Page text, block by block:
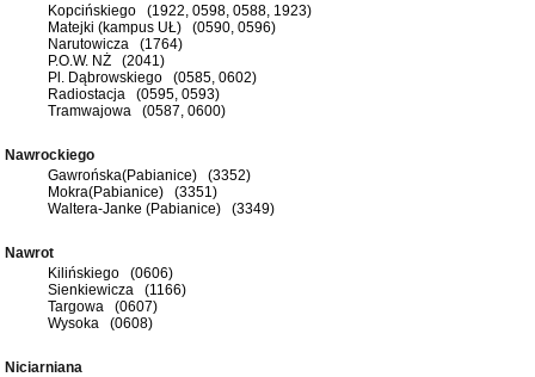
Kopcińskiego (1922, 0598, 0588, 1923)
Matejki (kampus UŁ) (0590, 0596)
Narutowicza (1764)
P.O.W. NŻ (2041)
Pl. Dąbrowskiego (0585, 0602)
Radiostacja (0595, 0593)
Tramwajowa (0587, 0600)
Nawrockiego
Gawrońska(Pabianice) (3352)
Mokra(Pabianice) (3351)
Waltera-Janke (Pabianice) (3349)
Nawrot
Kilińskiego (0606)
Sienkiewicza (1166)
Targowa (0607)
Wysoka (0608)
Niciarniana